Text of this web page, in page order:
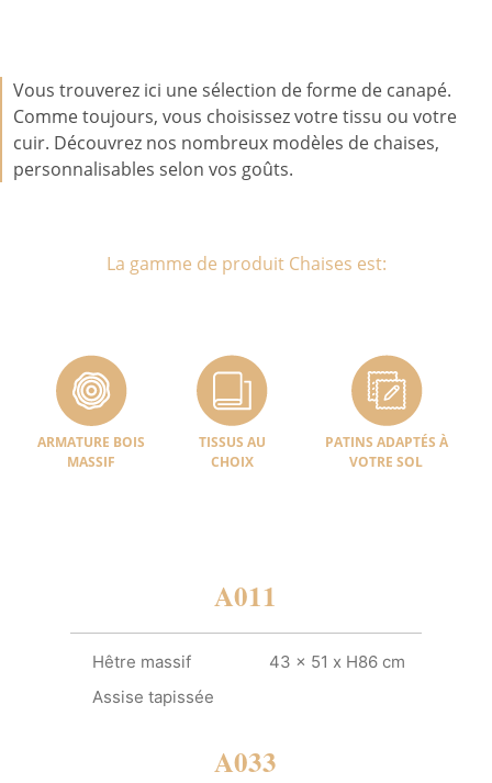
Vous trouverez ici une sélection de forme de canapé.
Comme toujours, vous choisissez votre tissu ou votre
cuir. Découvrez nos nombreux modèles de chaises,
personnalisables selon vos goûts.
La gamme de produit Chaises est:
ARMATURE BOIS
MASSIF
TISSUS AU
CHOIX
PATINS ADAPTÉS À
VOTRE SOL
A011
Hêtre massif
43 x 51 x H86 cm
Assise tapissée
A033